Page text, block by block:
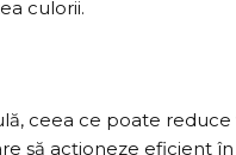
culorii.
ceea ce poate
să acționeze eficient